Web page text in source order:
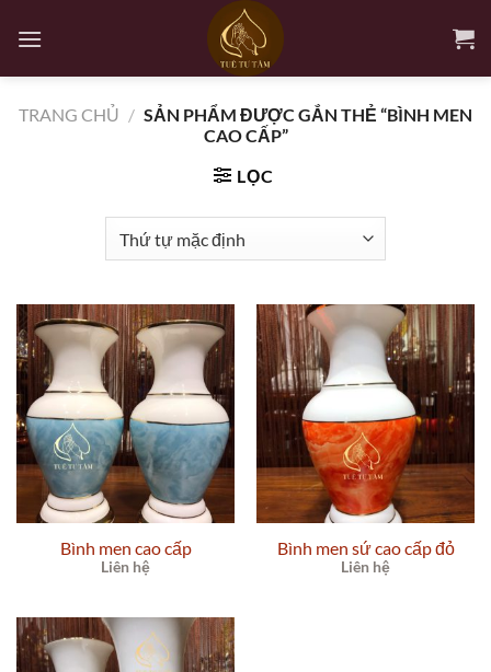
qua
TRANG CHỦ / SẢN PHẨM ĐƯỢC GẮN THẺ “BÌNH MEN
CAO CẤP”
LỌC
Bình men cao cấp
Liên hệ
Bình men sứ cao cấp đỏ
Liên hệ